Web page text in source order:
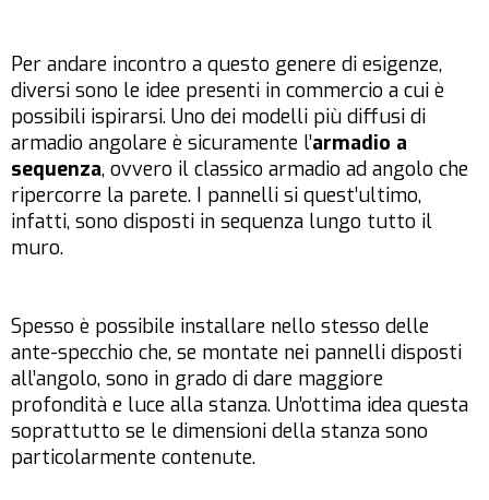
Per andare incontro a questo genere di esigenze,
diversi sono le idee presenti in commercio a cui è
possibili ispirarsi. Uno dei modelli più diffusi di
armadio angolare è sicuramente l’armadio a
sequenza, ovvero il classico armadio ad angolo che
ripercorre la parete. I pannelli si quest’ultimo,
infatti, sono disposti in sequenza lungo tutto il
muro.
Spesso è possibile installare nello stesso delle
ante-specchio che, se montate nei pannelli disposti
all’angolo, sono in grado di dare maggiore
profondità e luce alla stanza. Un’ottima idea questa
soprattutto se le dimensioni della stanza sono
particolarmente contenute.